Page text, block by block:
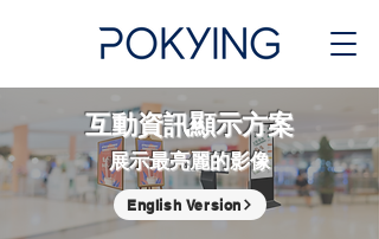
互動資訊顯示方案
展示最亮麗的影像
English Version